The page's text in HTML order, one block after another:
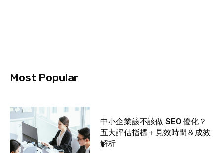
Most Popular
中小企業該不該做 SEO 優化？
五大評估指標＋見效時間＆成效
解析